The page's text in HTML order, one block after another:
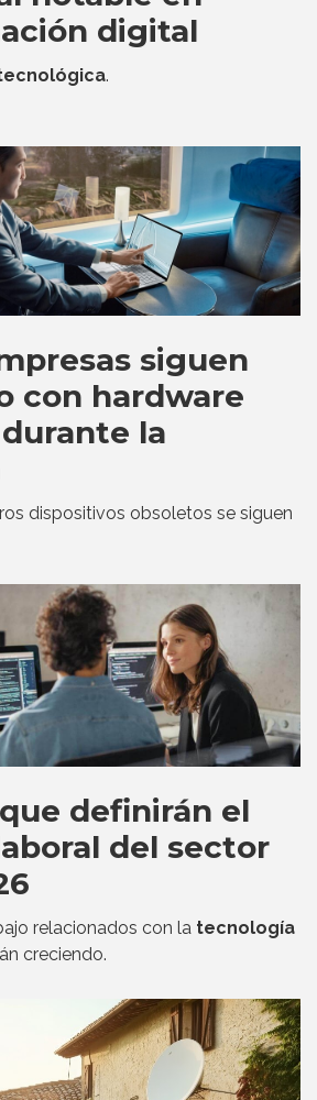
digital
.
siguen
con hardware
la
dispositivos obsoletos se siguen
definirán el
del sector
relacionados con la tecnología
creciendo.